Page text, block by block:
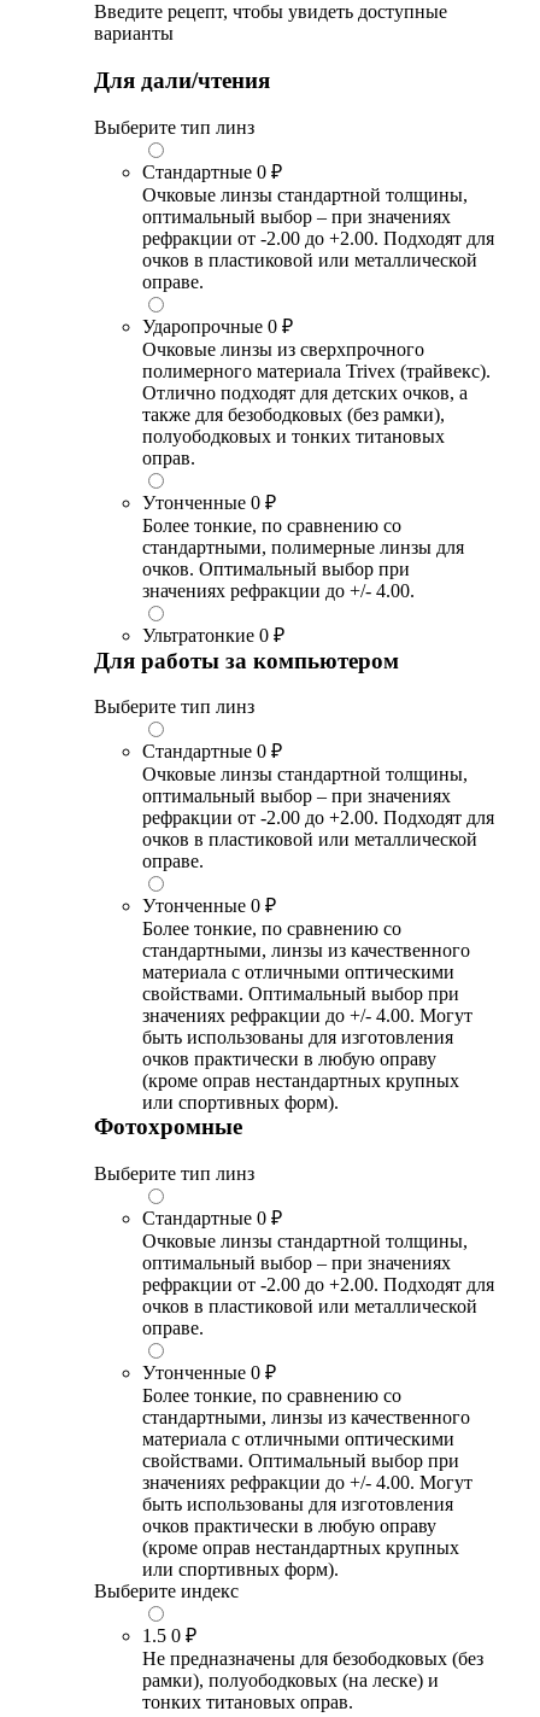
Введите рецепт, чтобы увидеть доступные
варианты
Для дали/чтения
Выберите тип линз
Стандартные 0 ₽
Очковые линзы стандартной толщины,
оптимальный выбор – при значениях
рефракции от -2.00 до +2.00. Подходят для
очков в пластиковой или металлической
оправе.
Ударопрочные 0 ₽
Очковые линзы из сверхпрочного
полимерного материала Trivex (трайвекс).
Отлично подходят для детских очков, а
также для безободковых (без рамки),
полуободковых и тонких титановых
оправ.
Утонченные 0 ₽
Более тонкие, по сравнению со
стандартными, полимерные линзы для
очков. Оптимальный выбор при
значениях рефракции до +/- 4.00.
Ультратонкие 0 ₽
Для работы за компьютером
Выберите тип линз
Стандартные 0 ₽
Очковые линзы стандартной толщины,
оптимальный выбор – при значениях
рефракции от -2.00 до +2.00. Подходят для
очков в пластиковой или металлической
оправе.
Утонченные 0 ₽
Более тонкие, по сравнению со
стандартными, линзы из качественного
материала с отличными оптическими
свойствами. Оптимальный выбор при
значениях рефракции до +/- 4.00. Могут
быть использованы для изготовления
очков практически в любую оправу
(кроме оправ нестандартных крупных
или спортивных форм).
Фотохромные
Выберите тип линз
Стандартные 0 ₽
Очковые линзы стандартной толщины,
оптимальный выбор – при значениях
рефракции от -2.00 до +2.00. Подходят для
очков в пластиковой или металлической
оправе.
Утонченные 0 ₽
Более тонкие, по сравнению со
стандартными, линзы из качественного
материала с отличными оптическими
свойствами. Оптимальный выбор при
значениях рефракции до +/- 4.00. Могут
быть использованы для изготовления
очков практически в любую оправу
(кроме оправ нестандартных крупных
или спортивных форм).
Выберите индекс
1.5 0 ₽
Не предназначены для безободковых (без
рамки), полуободковых (на леске) и
тонких титановых оправ.